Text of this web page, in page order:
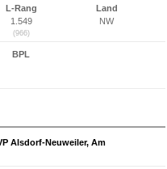
L-Rang
1.549
(966)
Land
NW
BPL
Alsdorf-Neuweiler, Am